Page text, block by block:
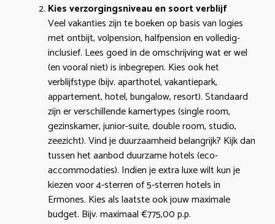
Kies verzorgingsniveau en soort verblijf
Veel vakanties zijn te boeken op basis van logies
met ontbijt, volpension, halfpension en volledig-
inclusief. Lees goed in de omschrijving wat er wel
(en vooral niet) is inbegrepen. Kies ook het
verblijfstype (bijv. aparthotel, vakantiepark,
appartement, hotel, bungalow, resort). Standaard
zijn er verschillende kamertypes (single room,
gezinskamer, junior-suite, double room, studio,
zeezicht). Vind je duurzaamheid belangrijk? Kijk dan
tussen het aanbod duurzame hotels (eco-
accommodaties). Indien je extra luxe wilt kun je
kiezen voor 4-sterren of 5-sterren hotels in
Ermones. Kies als laatste ook jouw maximale
budget. Bijv. maximaal €775,00 p.p.